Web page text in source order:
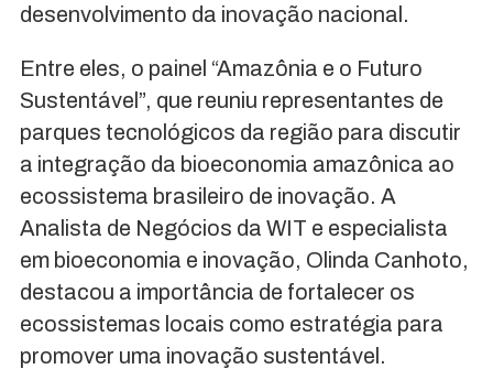
desenvolvimento da inovação nacional.
Entre eles, o painel “Amazônia e o Futuro
Sustentável”, que reuniu representantes de
parques tecnológicos da região para discutir
a integração da bioeconomia amazônica ao
ecossistema brasileiro de inovação. A
Analista de Negócios da WIT e especialista
em bioeconomia e inovação, Olinda Canhoto,
destacou a importância de fortalecer os
ecossistemas locais como estratégia para
promover uma inovação sustentável.